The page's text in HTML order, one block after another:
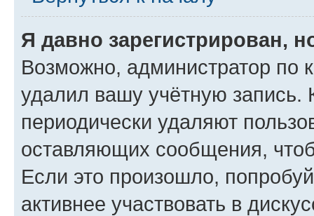
Я давно зарегистрирован,
Возможно, администратор по
удалил вашу учётную запись.
периодически удаляют
оставляющих сообщения,
Если это произошло,
активнее участвовать в